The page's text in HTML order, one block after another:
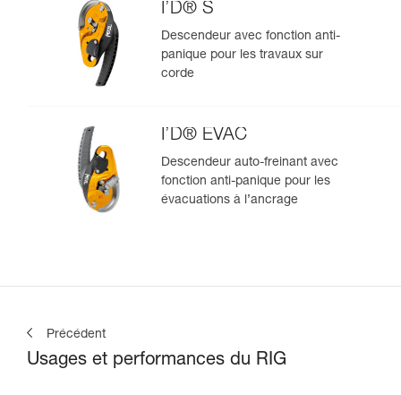
I’D® S
Descendeur avec fonction anti-
panique pour les travaux sur
corde
I’D® EVAC
Descendeur auto-freinant avec
fonction anti-panique pour les
évacuations à l’ancrage
Précédent
Usages et performances du RIG